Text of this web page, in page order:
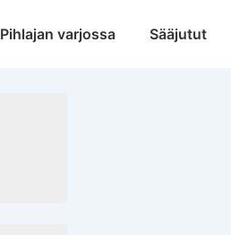
Pihlajan varjossa Sääjutut